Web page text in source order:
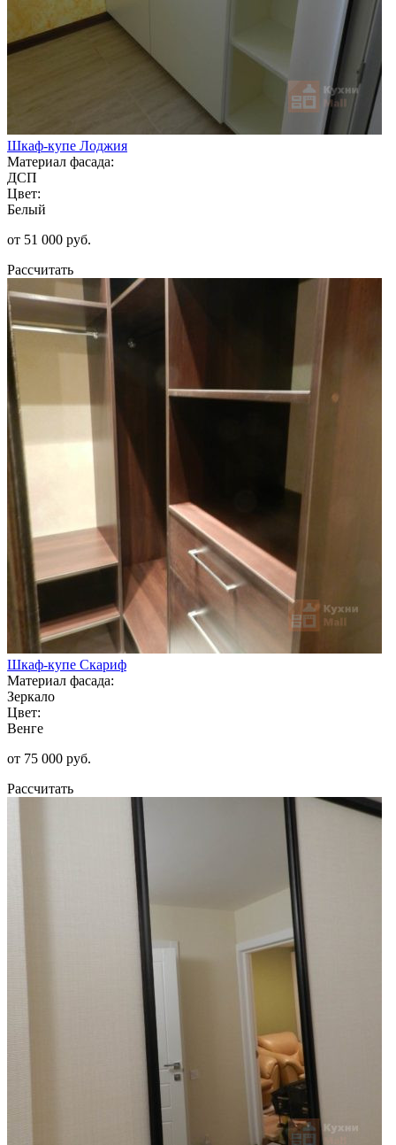
Шкаф-купе Лоджия
Материал фасада:
ДСП
Цвет:
Белый
от 51 000 руб.
Рассчитать
Шкаф-купе Скариф
Материал фасада:
Зеркало
Цвет:
Венге
от 75 000 руб.
Рассчитать